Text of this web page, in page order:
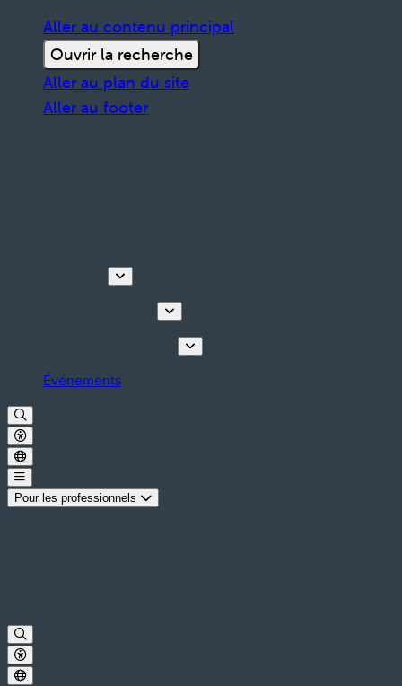
Aller au contenu principal
Ouvrir la recherche
Aller au plan du site
Aller au footer
Événements
Pour les professionnels